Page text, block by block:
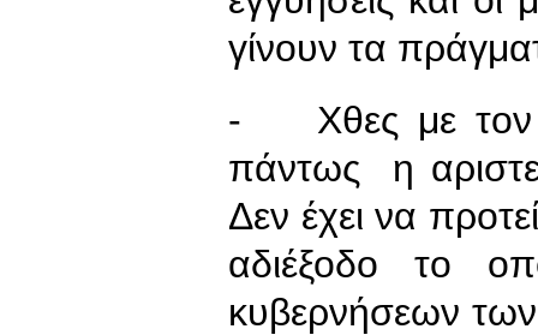
γίνουν τα
- Χθες με τον
πάντως η
Δεν έχει να
αδιέξοδο το
κυβερνήσεων των